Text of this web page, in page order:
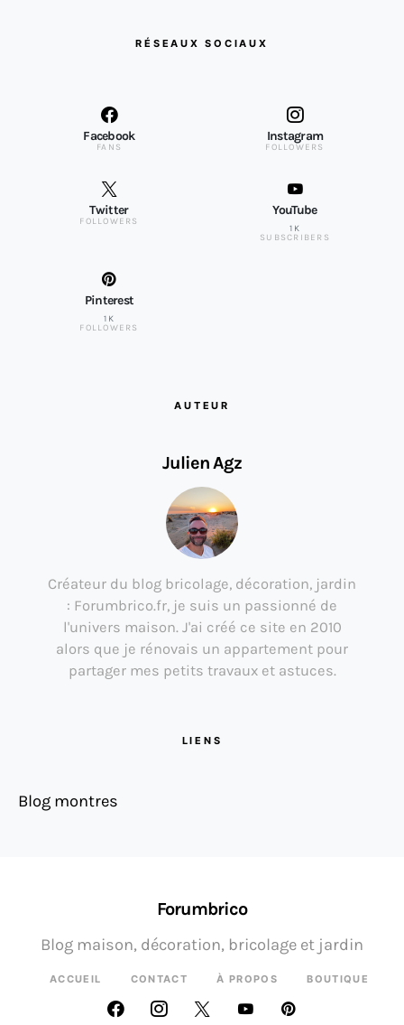
RÉSEAUX SOCIAUX
Facebook
FANS
Instagram
FOLLOWERS
Twitter
FOLLOWERS
YouTube
1K
SUBSCRIBERS
Pinterest
1K
FOLLOWERS
AUTEUR
Julien Agz
Créateur du blog bricolage, décoration, jardin
: Forumbrico.fr, je suis un passionné de
l'univers maison. J'ai créé ce site en 2010
alors que je rénovais un appartement pour
partager mes petits travaux et astuces.
LIENS
Blog montres
Forumbrico
ACCUEIL CONTACT À PROPOS BOUTIQUE
Blog maison, décoration, bricolage et jardin